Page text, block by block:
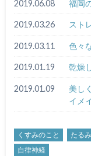
2019.06.08 福岡
2019.03.26 スト
2019.03.11 色々
2019.01.19 乾燥
2019.01.09
美し
イメ
くすみのこと たる
自律神経